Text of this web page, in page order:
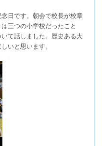
日です。朝会で校長が校章
三つの小学校だったこと
て話しました。歴史ある大
いと思います。